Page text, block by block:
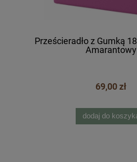
Prześcieradło z Gumką
Amarantowy
69,00 zł
dodaj do